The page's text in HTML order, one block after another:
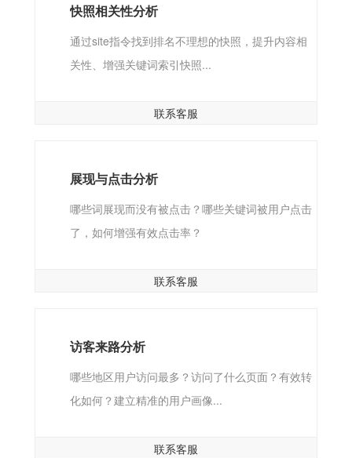
快照相关性分析
通过site指令找到排名不理想的快照，提升内容相
关性、增强关键词索引快照...
联系客服
展现与点击分析
哪些词展现而没有被点击？哪些关键词被用户点击
了，如何增强有效点击率？
联系客服
访客来路分析
哪些地区用户访问最多？访问了什么页面？有效转
化如何？建立精准的用户画像...
联系客服